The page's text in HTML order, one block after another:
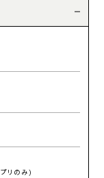
リのみ)